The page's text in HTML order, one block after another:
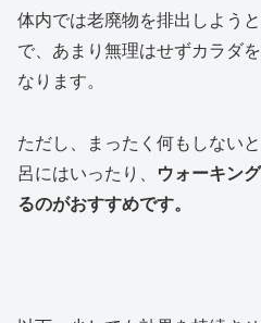
体内では老廃物を排出しよう
で、あまり無理はせずカラダ
なります。
ただし、まったく何もしない
呂にはいったり、 ウォーキン
るのがおすすめです。